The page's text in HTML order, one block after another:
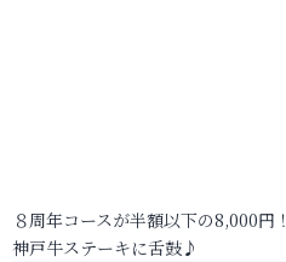
８周年コースが半額以下の8,000円！
神戸牛ステーキに舌鼓♪